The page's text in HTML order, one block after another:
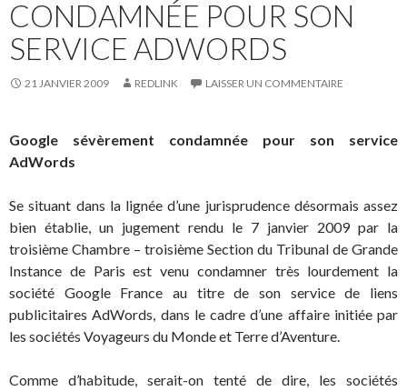
CONDAMNÉE POUR SON
SERVICE ADWORDS
21 JANVIER 2009 REDLINK LAISSER UN COMMENTAIRE
Google sévèrement condamnée pour son service
AdWords
Se situant dans la lignée d’une jurisprudence désormais assez
bien établie, un jugement rendu le 7 janvier 2009 par la
troisième Chambre – troisième Section du Tribunal de Grande
Instance de Paris est venu condamner très lourdement la
société Google France au titre de son service de liens
publicitaires AdWords, dans le cadre d’une affaire initiée par
les sociétés Voyageurs du Monde et Terre d’Aventure.
Comme d’habitude, serait-on tenté de dire, les sociétés